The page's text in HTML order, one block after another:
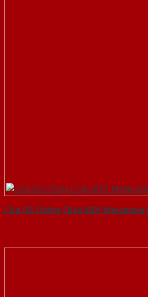
Cửa Gỗ Chống Cháy MDF Melamine